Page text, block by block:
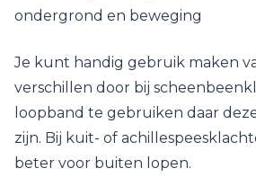
ondergrond en beweging
Je kunt handig gebruik maken
verschillen door bij
loopband te gebruiken daar
zijn. Bij kuit- of
beter voor buiten lopen.